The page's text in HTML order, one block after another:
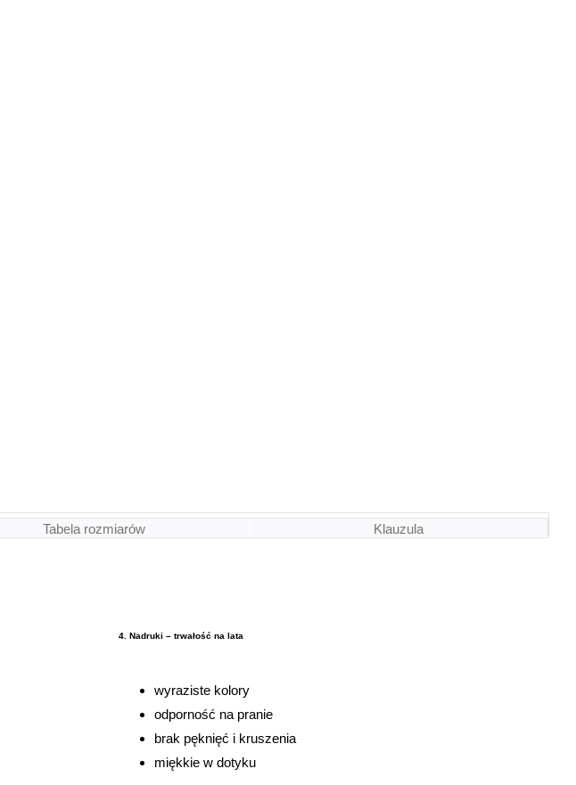
Tabela rozmiarów Klauzula
4. Nadruki – trwałość na lata
wyraziste kolory
odporność na pranie
brak pęknięć i kruszenia
miękkie w dotyku